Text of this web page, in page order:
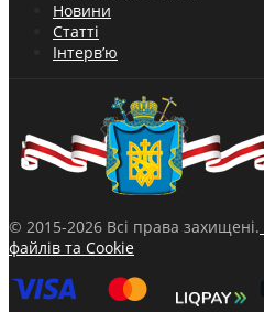
Новини
Статті
Інтерв’ю
© 2015-2026 Всі права захищені.
файлів та Cookie